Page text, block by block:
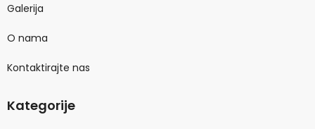
Galerija
O nama
Kontaktirajte nas
Kategorije